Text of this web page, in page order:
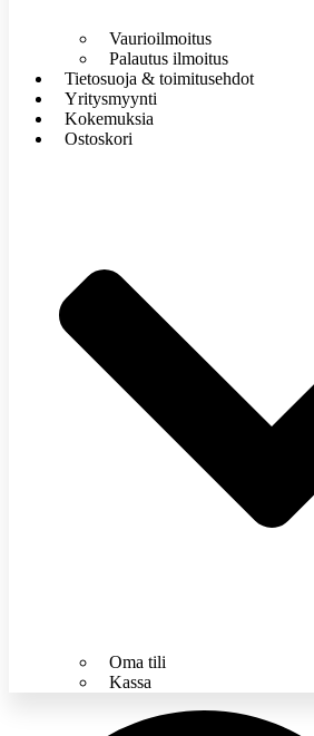
Vaurioilmoitus
Palautus ilmoitus
Tietosuoja & toimitusehdot
Yritysmyynti
Kokemuksia
Ostoskori
Oma tili
Kassa